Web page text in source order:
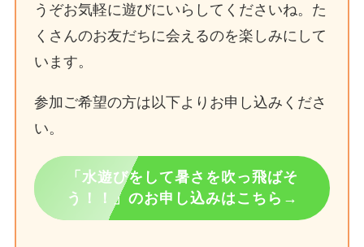
うぞお気軽に遊びにいらしてくださいね。た
くさんのお友だちに会えるのを楽しみにして
います。
参加ご希望の方は以下よりお申し込みくださ
い。
「水遊びをして暑さを吹っ飛ばそ
う！！」のお申し込みはこちら→